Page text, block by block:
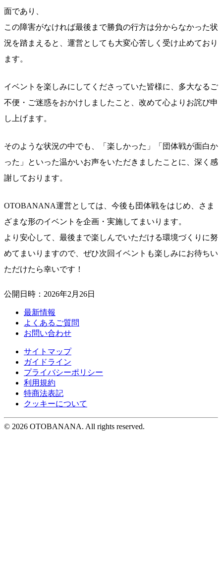
面であり、
この障害がなければ最後まで勝負の行方は分からなかった状
況を踏まえると、運営としても大変心苦しく受け止めており
ます。
イベントを楽しみにしてくださっていた皆様に、多大なるご
不便・ご迷惑をおかけしましたこと、改めて心よりお詫び申
し上げます。
そのような状況の中でも、「楽しかった」「団体戦が面白か
った」といった温かいお声をいただきましたことに、深く感
謝しております。
OTOBANANA運営としては、今後も団体戦をはじめ、さま
ざまな形のイベントを企画・実施してまいります。
より安心して、最後まで楽しんでいただける環境づくりに努
めてまいりますので、ぜひ次回イベントも楽しみにお待ちい
ただけたら幸いです！
公開日時：2026年2月26日
最新情報
よくあるご質問
お問い合わせ
サイトマップ
ガイドライン
プライバシーポリシー
利用規約
特商法表記
クッキーについて
©︎ 2026 OTOBANANA. All rights reserved.